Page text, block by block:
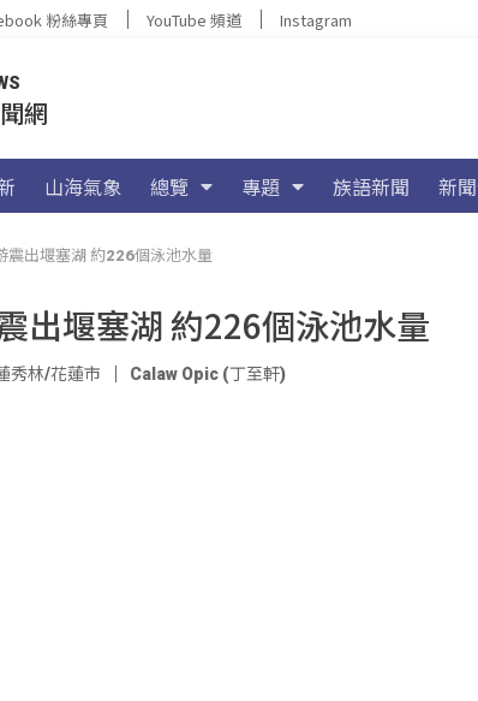
粉絲專頁 YouTube 頻道 Instagram
網
山海氣象 總覽 專題 族語新聞 新
震出堰塞湖 約226個泳池水量
出堰塞湖 約226個泳池水量
秀林/花蓮市 Calaw Opic (丁至軒)